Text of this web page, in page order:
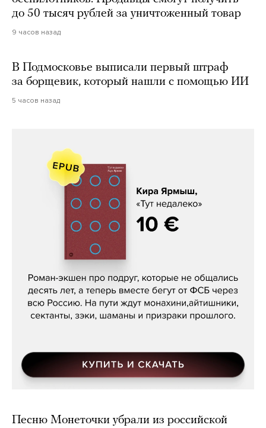
до 50 тысяч рублей за уничтоженный товар
9 часов назад
В Подмосковье выписали первый штраф
за борщевик, который нашли с помощью ИИ
5 часов назад
Кира Ярмыш, «Тут недалеко»
Песню Монеточки убрали из российской